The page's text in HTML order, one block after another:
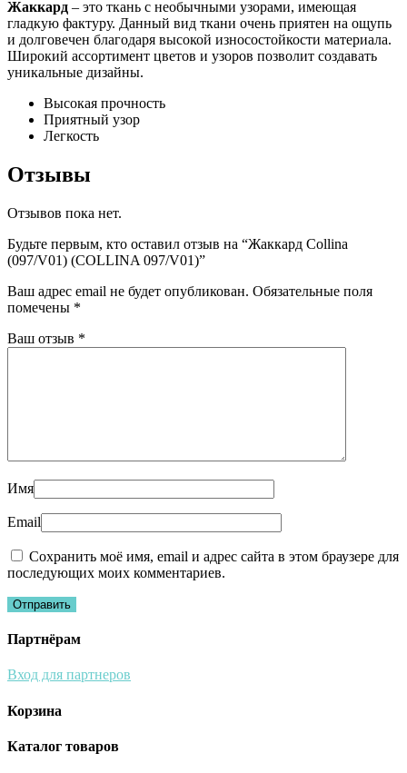
Жаккард – это ткань с необычными узорами, имеющая
гладкую фактуру. Данный вид ткани очень приятен на ощупь
и долговечен благодаря высокой износостойкости материала.
Широкий ассортимент цветов и узоров позволит создавать
уникальные дизайны.
Высокая прочность
Приятный узор
Легкость
Отзывы
Отзывов пока нет.
Будьте первым, кто оставил отзыв на “Жаккард Collina
(097/V01) (COLLINA 097/V01)”
Ваш адрес email не будет опубликован. Обязательные поля
помечены *
Ваш отзыв *
Имя
Email
Сохранить моё имя, email и адрес сайта в этом браузере для
последующих моих комментариев.
Партнёрам
Вход для партнеров
Корзина
Каталог товаров